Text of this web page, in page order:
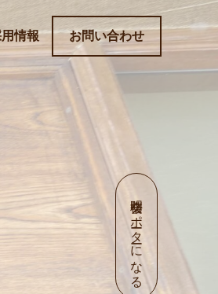
情報 お問い合わせ
明桜会サポーターになる